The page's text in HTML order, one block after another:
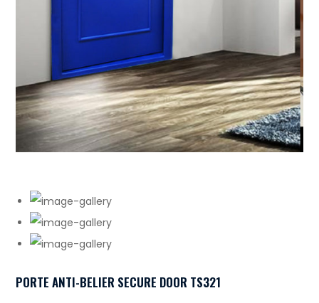
PORTE ANTI-BELIER SECURE DOOR TS321